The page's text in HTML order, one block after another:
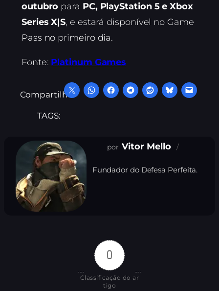
outubro para PC, PlayStation 5 e Xbox
Series X|S, e estará disponível no Game
Pass no primeiro dia.
Fonte: Platinum Games
Compartilhe:
TAGS:
Vitor Mello
Fundador do Defesa Perfeita.
0
Classificação do ar
tigo